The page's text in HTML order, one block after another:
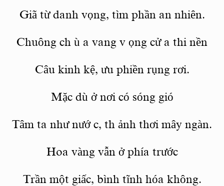
Giã từ danh vọng, tìm phần an nhiên.
Chuông ch ù a vang v ọng cử a thi nền
Câu kinh kệ, ưu phiền rụng rơi.
Mặc dù ở nơi có sóng gió
Tâm ta như nướ c, th ảnh thơi mây ngàn.
Hoa vàng vẫn ở phía trước
Trần một giấc, bình tĩnh hóa không.